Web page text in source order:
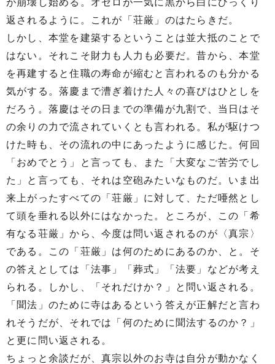
が崩壊し始める。オセロが一気に黒から白にひっくり
返されるように。これが「荘厳」のはたらきだ。
しかし、本堂を建築するということは並大抵のことで
はない。それこそ財力も人力も必要だ。昔から、本堂
を再建すると住職の寿命が縮むと言われるのも分かる
気がする。落慶まで漕ぎ着けた人々の喜びはひとしを
だろう。落慶はその日までの準備が九割で、当日はそ
の余りの力で流されていくとも言われる。私が駆けつ
けた時も、その流れの中にあったように感じた。何回
「おめでとう」と言っても、また「大変なご苦労でし
た」と言っても、それは空砲みたいなものだ。いま出
来上がったすべての「荘厳」に対して、ただ唖然とし
て頭を垂れる以外にはなかった。ところが、この「希
有なる荘厳」から、今度は問い返されるのが〈真宗〉
である。この「荘厳」は何のためにあるのか、と。そ
の答えとしては「法事」「葬式」「法要」などが考え
られる。しかし、「それだけか？」と問い返される。
「聞法」のために寺はあるという答えが正解だと言わ
れそうだが、それでは「何のために聞法するのか？」
と更に問い返される。
ちょっと余談だが、真宗以外のお寺は自分が動かなく